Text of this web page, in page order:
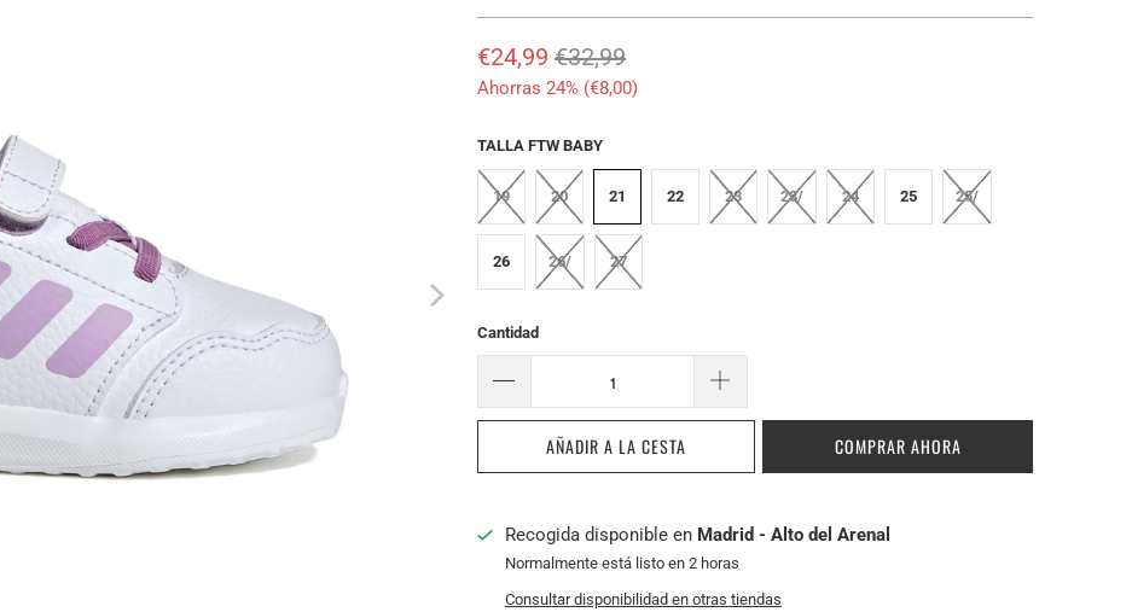
€24,99 €32,99
Ahorras 24% (€8,00)
TALLA FTW BABY
19 20 21 22 23 23/ 24 25 25/
26 26/ 27
Cantidad
AÑADIR A LA CESTA COMPRAR AHORA
Recogida disponible en Madrid - Alto del Arenal
Normalmente está listo en 2 horas
Consultar disponibilidad en otras tiendas